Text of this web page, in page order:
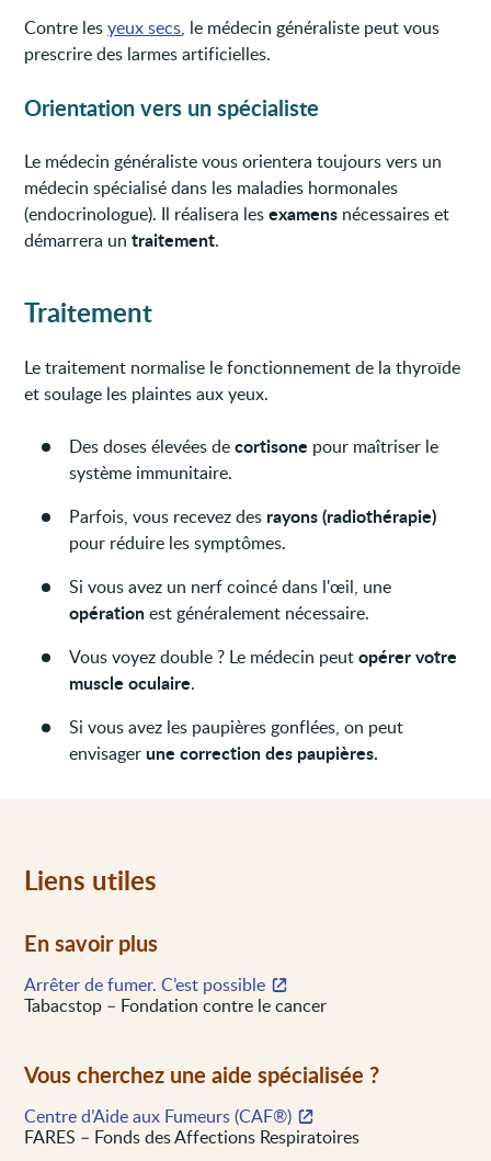
Contre lesyeux secs, le médecin généraliste peut vous
prescrire des larmes artificielles.
Orientation vers un spécialiste
Le médecin généraliste vous orientera toujours vers un
médecin spécialisé dans les maladies hormonales
(endocrinologue). Il réalisera lesexamens nécessaires et
démarrera untraitement.
Traitement
Le traitement normalise le fonctionnement de la thyroïde
et soulage les plaintes aux yeux.
Des doses élevées decortisone pour maîtriser le
système immunitaire.
Parfois, vous recevez des rayons (radiothérapie)
pour réduire les symptômes.
Si vous avez un nerf coincé dans l'œil, une
opérationest généralement nécessaire.
Vous voyez double ? Le médecin peutopérer votre
muscle oculaire.
Si vous avez les paupières gonflées, on peut
envisager une correction des paupières.
Liens utiles
En savoir plus
Arrêter de fumer. C’est possible
Tabacstop – Fondation contre le cancer
Vous cherchez une aide spécialisée ?
Centre d’Aide aux Fumeurs (CAF®)
FARES – Fonds des Affections Respiratoires